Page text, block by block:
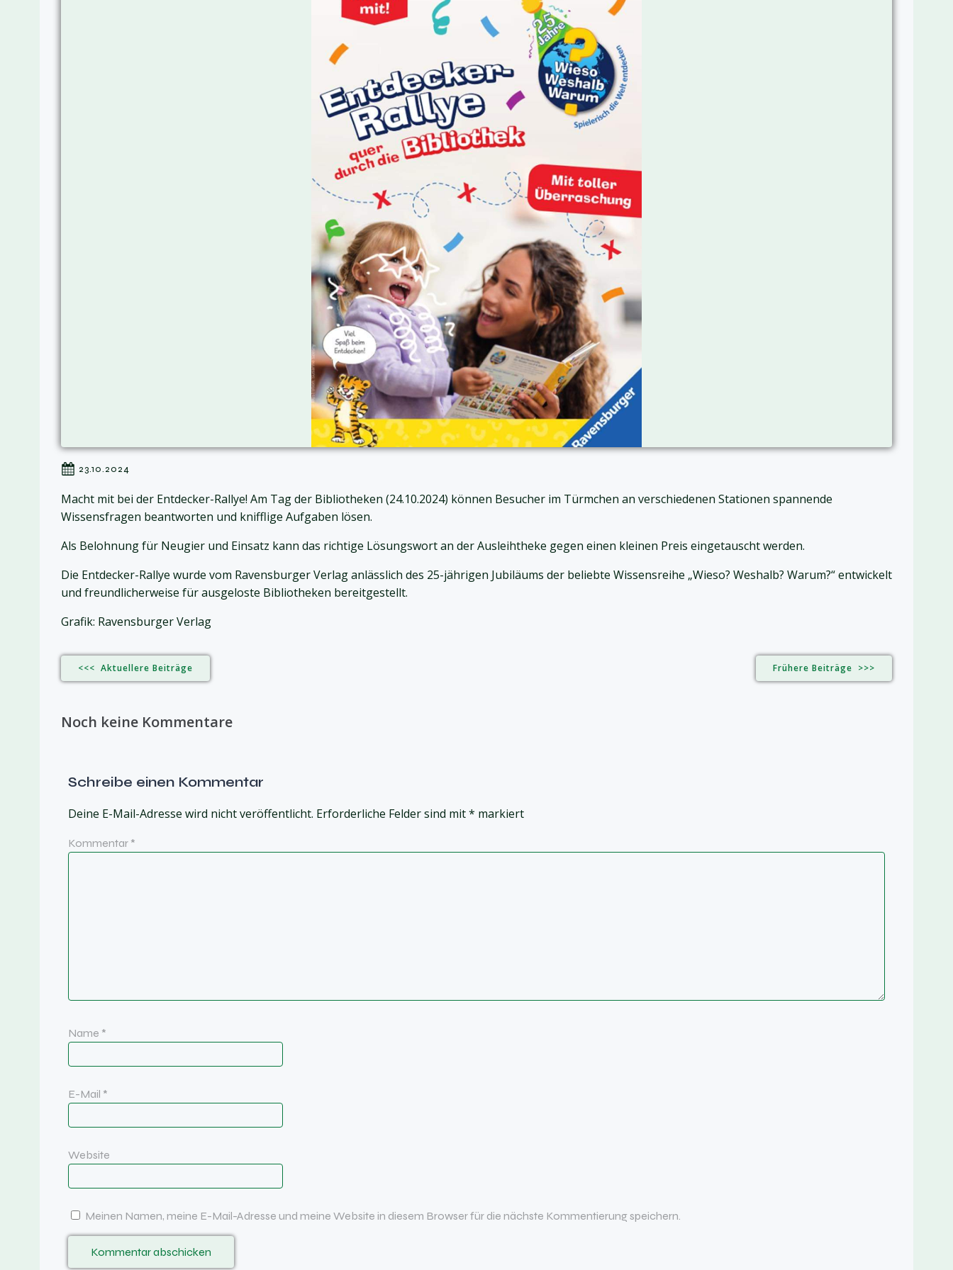
23.10.2024
Macht mit bei der Entdecker-Rallye! Am Tag der Bibliotheken (24.10.2024) können Besucher im Türmchen an verschiedenen Stationen spannende
Wissensfragen beantworten und knifflige Aufgaben lösen.
Als Belohnung für Neugier und Einsatz kann das richtige Lösungswort an der Ausleihtheke gegen einen kleinen Preis eingetauscht werden.
Die Entdecker-Rallye wurde vom Ravensburger Verlag anlässlich des 25-jährigen Jubiläums der beliebte Wissensreihe „Wieso? Weshalb? Warum?“ entwickelt
und freundlicherweise für ausgeloste Bibliotheken bereitgestellt.
Grafik: Ravensburger Verlag
<<< Aktuellere Beiträge Frühere Beiträge >>>
Noch keine Kommentare
Schreibe einen Kommentar
Deine E-Mail-Adresse wird nicht veröffentlicht. Erforderliche Felder sind mit* markiert
Kommentar *
Name *
E-Mail *
Website
Meinen Namen, meine E-Mail-Adresse und meine Website in diesem Browser für die nächste Kommentierung speichern.